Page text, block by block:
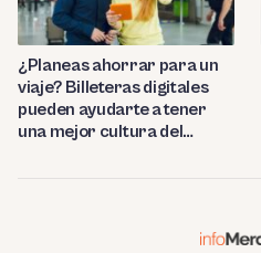
¿Planeas ahorrar para un
viaje? Billeteras digitales
pueden ayudarte a tener
una mejor cultura del